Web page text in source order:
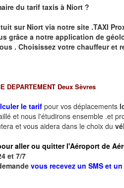
du tarif taxis à Niort ?
sur Niort via notre site .TAXI
grâce a notre application de
. Choisissez votre chauffeur et
DEPARTEMENT Deux Sèvres
le tarif pour vos déplacements
et nous l'étudirons ensemble .et
et vous aidera dans le choix du
aller ou quitter l'Aéroport de
et 7/7
vous recevez un SMS et un